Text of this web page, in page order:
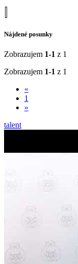
Nájdené posunky
Zobrazujem 1-1 z 1
Zobrazujem 1-1 z 1
«
1
»
talent